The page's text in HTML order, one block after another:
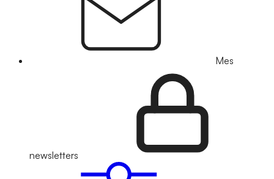
Mes
newsletters